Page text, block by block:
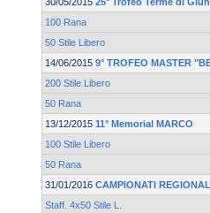
100 Rana
50 Stile Libero
14/06/2015 9° TROFEO MASTER
200 Stile Libero
50 Rana
13/12/2015 11° Memorial MARCO
100 Stile Libero
50 Rana
31/01/2016 CAMPIONATI
Staff. 4x50 Stile L.